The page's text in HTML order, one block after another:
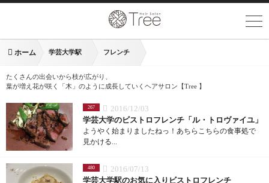
ホーム 学芸大学駅 フレンチ
たくさんの出会いから枝が広がり、
葉が増え花が咲く「木」のように成長していくヘアサロン【Tree 】
267
2016/12/03
学芸大学のビストロフレンチ「ル・トロヴァイユ」
ようやく始まりましたねっ！あちらこちらの食事処で
見かける...
480
2016/07/13
学芸大学駅のお気に入りビストロフレンチ